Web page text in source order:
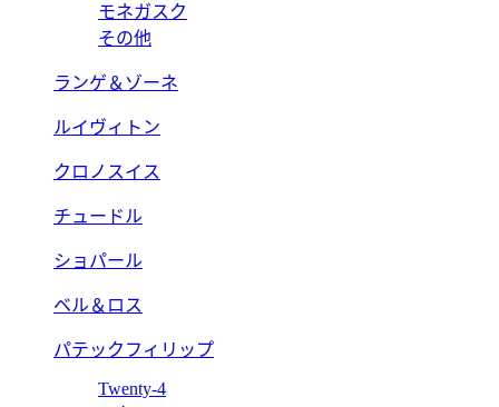
モネガスク
その他
ランゲ＆ゾーネ
ルイヴィトン
クロノスイス
チュードル
ショパール
ベル＆ロス
パテックフィリップ
Twenty-4